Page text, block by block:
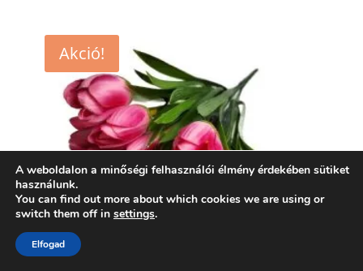
Akció!
A weboldalon a minőségi felhasználói élmény érdekében sütiket
használunk.
You can find out more about which cookies we are using or
switch them off in settings.
Elfogad